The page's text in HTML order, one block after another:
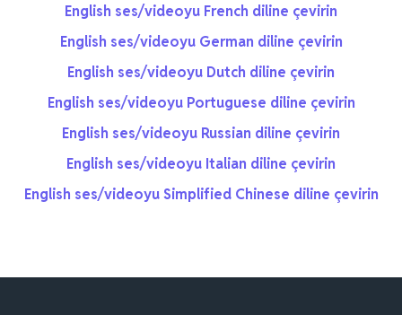
English ses/videoyu French diline çevirin
English ses/videoyu German diline çevirin
English ses/videoyu Dutch diline çevirin
English ses/videoyu Portuguese diline çevirin
English ses/videoyu Russian diline çevirin
English ses/videoyu Italian diline çevirin
English ses/videoyu Simplified Chinese diline çevirin